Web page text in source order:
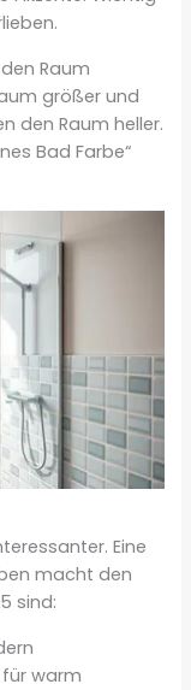
Raum
größer und
den Raum heller.
Bad Farbe“
Eine
macht den
sind:
für warm